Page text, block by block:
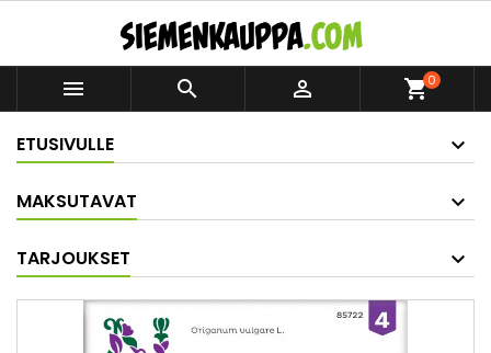
   shopping_cart0
ETUSIVULLE
MAKSUTAVAT
TARJOUKSET